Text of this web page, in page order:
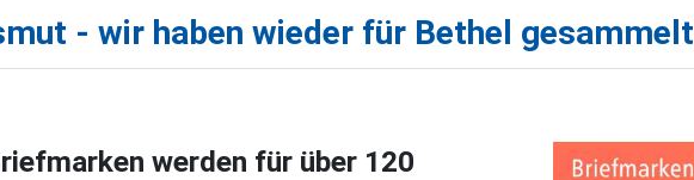
- wir haben wieder für Bethel gesammelt
werden für über 120